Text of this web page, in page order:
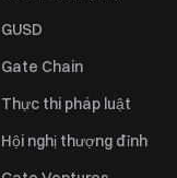
GUSD
Gate Chain
Thực thi pháp luật
Hội nghị thượng đỉnh